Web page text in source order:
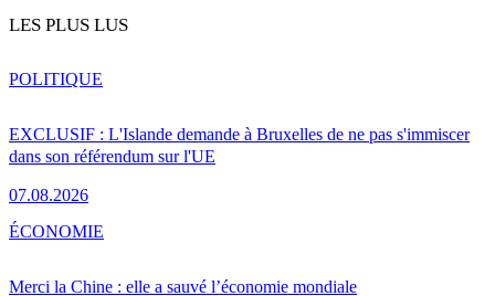
LES PLUS LUS
EXCLUSIF : L'Islande demande à Bruxelles de ne pas s'immiscer
dans son référendum sur l'UE
07.08.2026
POLITIQUE
Merci la Chine : elle a sauvé l’économie mondiale
ÉCONOMIE